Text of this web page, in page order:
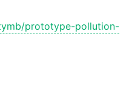
prototype-pollution-